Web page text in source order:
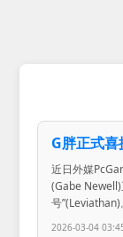
G胖正式喜
近日外媒
(Gabe Newell)
号
2026-03-04